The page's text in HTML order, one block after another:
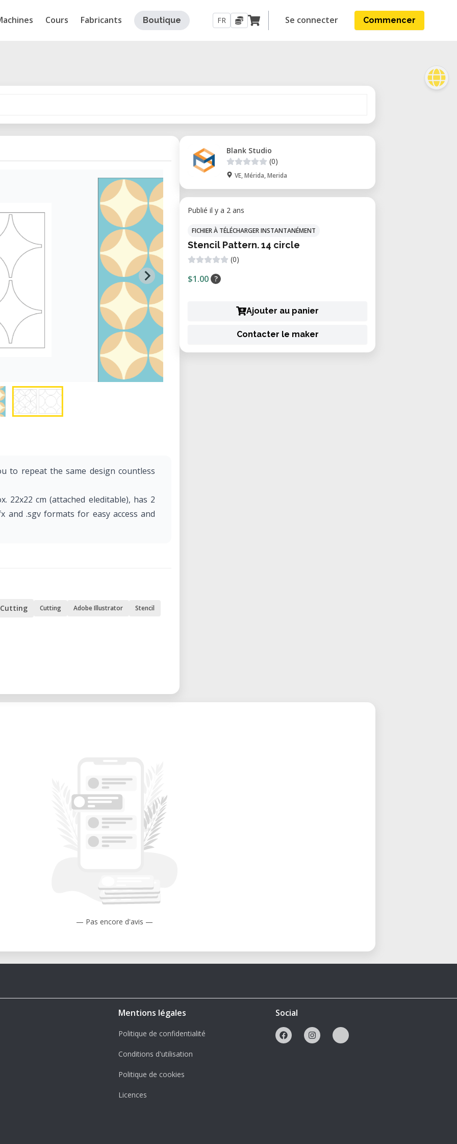
Cours Fabricants Boutique FR Se connecter Commencer
to repeat the same design countless
22x22 cm (attached eleditable), has 2
and .sgv formats for easy access and
Cutting Adobe Illustrator Stencil
Blank Studio
(0)
VE, Mérida, Merida
Publié il y a 2 ans
FICHIER À TÉLÉCHARGER INSTANTANÉMENT
Stencil Pattern. 14 circle
(0)
$1.00 ?
Ajouter au panier
Contacter le maker
— Pas encore d'avis —
Mentions légales
Politique de confidentialité
Conditions d'utilisation
Politique de cookies
Licences
Social